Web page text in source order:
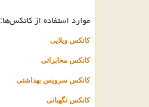
موارد استفاده از کانکس‌ها:
کانکس ویلایی
کانکس مخابراتی
کانکس سرویس بهداشتی
کانکس نگهبانی